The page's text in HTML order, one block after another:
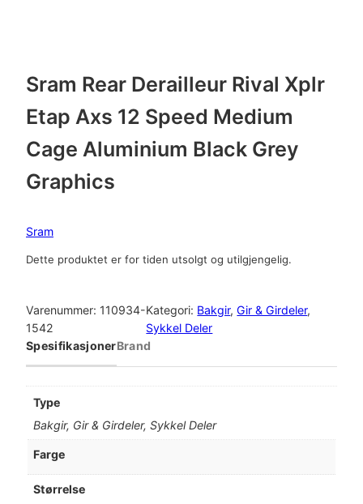
Sram Rear Derailleur Rival Xplr
Etap Axs 12 Speed Medium
Cage Aluminium Black Grey
Graphics
Sram
Dette produktet er for tiden utsolgt og utilgjengelig.
Varenummer: 110934-
1542
Kategori: Bakgir, Gir & Girdeler
Sykkel Deler
SpesifikasjonerBrand
Type
Bakgir, Gir & Girdeler, Sykkel Deler
Farge
Størrelse